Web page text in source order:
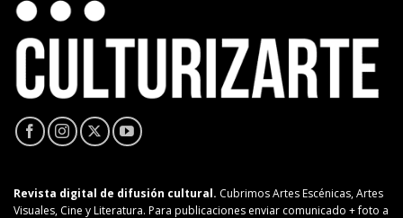
Revista digital de difusión cultural. Cubrimos Artes Escénicas, Artes
Visuales, Cine y Literatura. Para publicaciones enviar comunicado + foto a